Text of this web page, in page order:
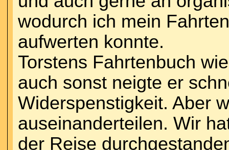
wodurch ich mein
aufwerten konnte.
Torstens Fahrtenbuch
auch sonst neigte er
Widerspenstigkeit. Aber
auseinanderteilen. Wir
der Reise